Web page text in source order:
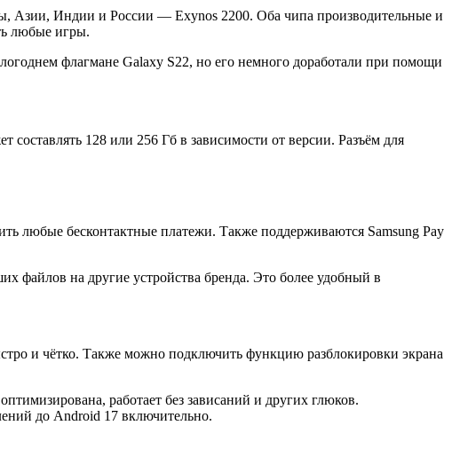
Азии, Индии и России — Exynos 2200. Оба чипа производительные и
любые игры.
флагмане Galaxy S22, но его немного доработали при помощи
128 или 256 Гб в зависимости от версии. Разъём для
любые бесконтактные платежи. Также поддерживаются Samsung Pay
на другие устройства бренда. Это более удобный в
и чётко. Также можно подключить функцию разблокировки экрана
работает без зависаний и других глюков.
до Android 17 включительно.